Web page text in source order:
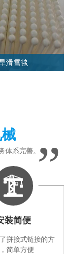
滑雪毯
体系完善。
装简便
拼接式链接的方
简单方便